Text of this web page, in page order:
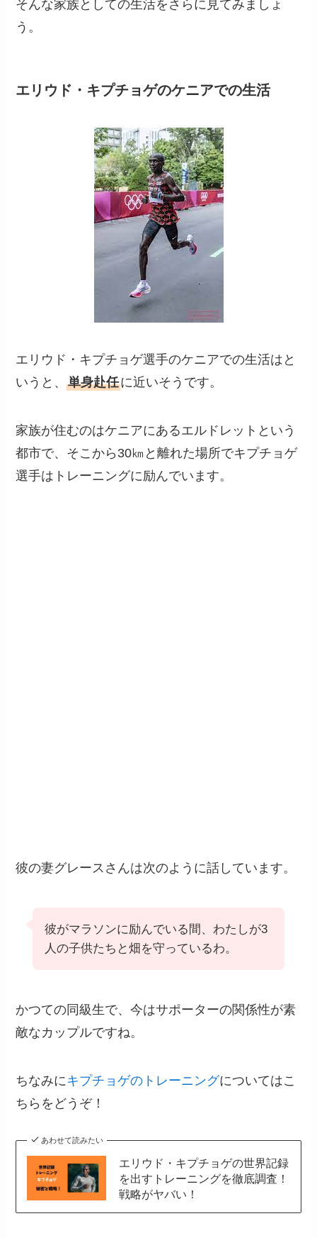
そんな家族としての生活をさらに見てみましょ
う。
エリウド・キプチョゲのケニアでの生活
エリウド・キプチョゲ選手のケニアでの生活はと
いうと、単身赴任に近いそうです。
家族が住むのはケニアにあるエルドレットという
都市で、そこから30㎞と離れた場所でキプチョゲ
選手はトレーニングに励んでいます。
彼の妻グレースさんは次のように話しています。
彼がマラソンに励んでいる間、わたしが3
人の子供たちと畑を守っているわ。
かつての同級生で、今はサポーターの関係性が素
敵なカップルですね。
ちなみにキプチョゲのトレーニングについてはこ
ちらをどうぞ！
あわせて読みたい
エリウド・キプチョゲの世界記録
を出すトレーニングを徹底調査！
戦略がヤバい！